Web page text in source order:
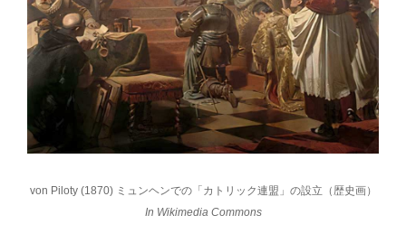
von Piloty (1870) ミュンヘンでの「カトリック連盟」の設立（歴史画）
In Wikimedia Commons